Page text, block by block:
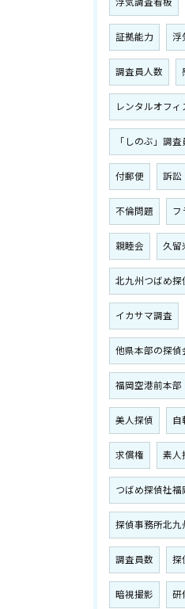
浮気調査看板
証拠能力 浮
調査員人数
レンタルオフィ
「しのぶ」調査
付郵便 訴訟
不倫問題 フ
親睦会 久留
北九州つばめ探
イカサマ調査
他県本部の探偵
福岡空港前本部
美人探偵 自
求償権 素人
つばめ探偵社福
探偵事務所北九
調査員数 探
暗視撮影 研